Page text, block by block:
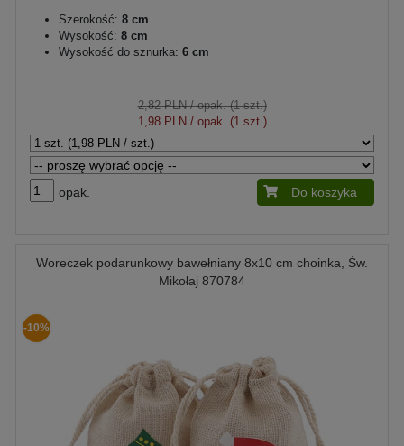
Szerokość: 8 cm
Wysokość: 8 cm
Wysokość do sznurka: 6 cm
2,82 PLN/ opak. (1 szt.)
1,98 PLN / opak. (1 szt.)
opak. Do koszyka
Woreczek podarunkowy bawełniany 8x10 cm choinka, Św.
Mikołaj 870784
-10%